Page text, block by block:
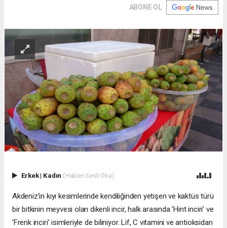
ABONE OL
Erkek| Kadın (Haberi Sesli Oku)
Akdeniz’in kıyı kesimlerinde kendiliğinden yetişen ve kaktüs türü
bir bitkinin meyvesi olan dikenli incir, halk arasında ’Hint inciri’ ve
’Frenk inciri’ isimleriyle de biliniyor. Lif, C vitamini ve antioksidan